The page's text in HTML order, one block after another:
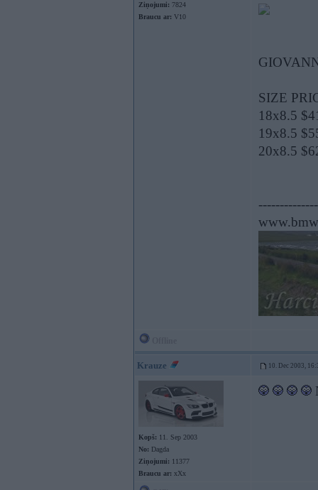
Ziņojumi: 7824
Braucu ar: V10
SIZE
18x8.5
19x8.5
20x8.5
Krauze 10. Dec 2003,
Kopš: 11. Sep 2003
No: Dagda
Ziņojumi: 11377
Braucu ar: xXx